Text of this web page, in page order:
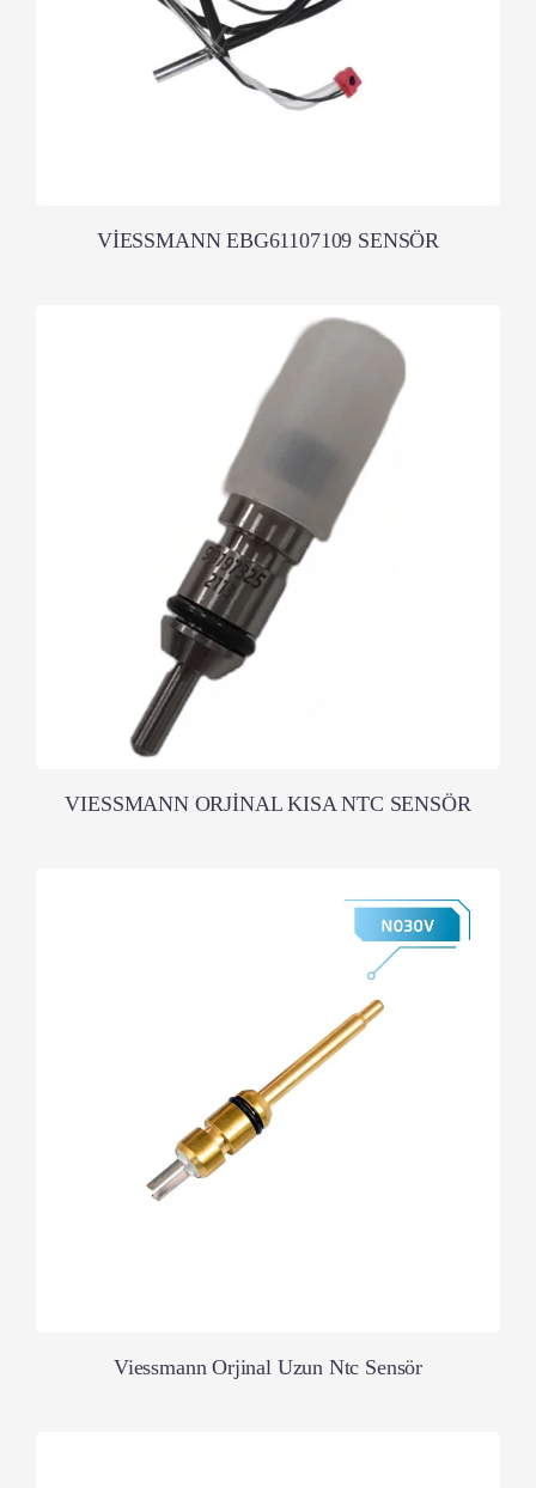
VİESSMANN EBG61107109 SENSÖR
VIESSMANN ORJİNAL KISA NTC SENSÖR
Viessmann Orjinal Uzun Ntc Sensör